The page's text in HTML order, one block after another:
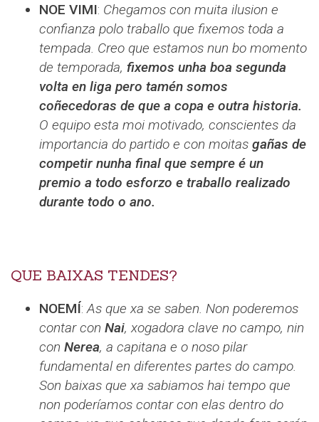
NOE VIMI: Chegamos con muita ilusion e
confianza polo traballo que fixemos toda a
tempada. Creo que estamos nun bo momento
de temporada, fixemos unha boa segunda
volta en liga pero tamén somos
coñecedoras de que a copa e outra historia.
O equipo esta moi motivado, conscientes da
importancia do partido e con moitas gañas de
competir nunha final que sempre é un
premio a todo esforzo e traballo realizado
durante todo o ano.
QUE BAIXAS TENDES?
NOEMÍ:As que xa se saben. Non poderemos
contar con Nai, xogadora clave no campo, nin
con Nerea, a capitana e o noso pilar
fundamental en diferentes partes do campo.
Son baixas que xa sabiamos hai tempo que
non poderíamos contar con elas dentro do